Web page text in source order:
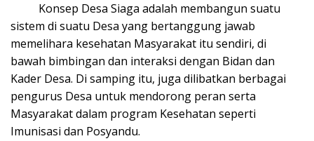
Konsep Desa Siaga adalah membangun suatu
sistem di suatu Desa yang bertanggung jawab
memelihara kesehatan Masyarakat itu sendiri, di
bawah bimbingan dan interaksi dengan Bidan dan
Kader Desa. Di samping itu, juga dilibatkan berbagai
pengurus Desa untuk mendorong peran serta
Masyarakat dalam program Kesehatan seperti
Imunisasi dan Posyandu.